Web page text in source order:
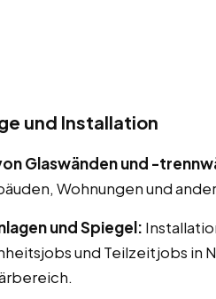
und Installation
Glaswänden und -
Wohnungen und
und Spiegel:
und Teilzeitjobs in